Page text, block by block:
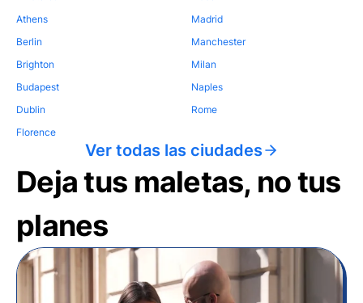
Athens
Berlin
Brighton
Budapest
Dublin
Florence
Madrid
Manchester
Milan
Naples
Rome
Ver todas las ciudades
Deja tus maletas, no tus
planes